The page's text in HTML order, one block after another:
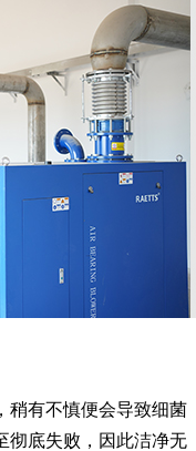
稍有不慎便会导致细菌
彻底失败，因此洁净无